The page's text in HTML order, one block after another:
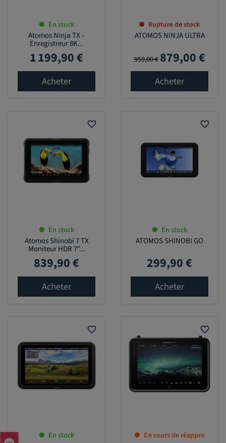
En stock
Atomos Ninja TX –
Enregistreur 8K...
Prix
1 199,90 €
Acheter
Rupture de stock
ATOMOS NINJA ULTRA
Prix de base
959,00 € Prix
879,00 €
Acheter
favorite_border
En stock
Atomos Shinobi 7 TX
Moniteur HDR 7"...
Prix
839,90 €
Acheter
favorite_border
En stock
ATOMOS SHINOBI GO
Prix
299,90 €
Acheter
favorite_border
En stock
favorite_border
En cours de réappro